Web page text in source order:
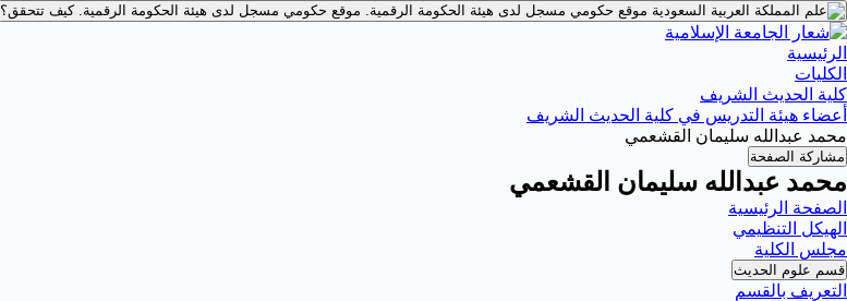
موقع حكومي مسجل لدى هيئة الحكومة الرقمية. موقع حكومي مسجل لدى هيئة الحكومة الرقمية.كيف تتحقق؟
الرئيسية
الكليات
كلية الحديث الشريف
أعضاء هيئة التدريس في كلية الحديث الشريف
محمد عبدالله سليمان القشعمي
مشاركة الصفحة
محمد عبدالله سليمان القشعمي
الصفحة الرئيسية
الهيكل التنظيمي
مجلس الكلية
قسم علوم الحديث
التعريف بالقسم